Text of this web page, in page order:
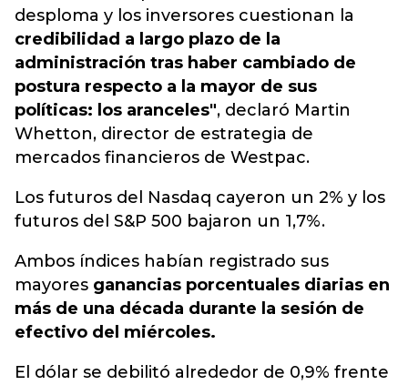
desploma y los inversores cuestionan la
credibilidad a largo plazo de la
administración tras haber cambiado de
postura respecto a la mayor de sus
políticas: los aranceles", declaró Martin
Whetton, director de estrategia de
mercados financieros de Westpac.
Los futuros del Nasdaq cayeron un 2% y los
futuros del S&P 500 bajaron un 1,7%.
Ambos índices habían registrado sus
mayores ganancias porcentuales diarias en
más de una década durante la sesión de
efectivo del miércoles.
El dólar se debilitó alrededor de 0,9% frente